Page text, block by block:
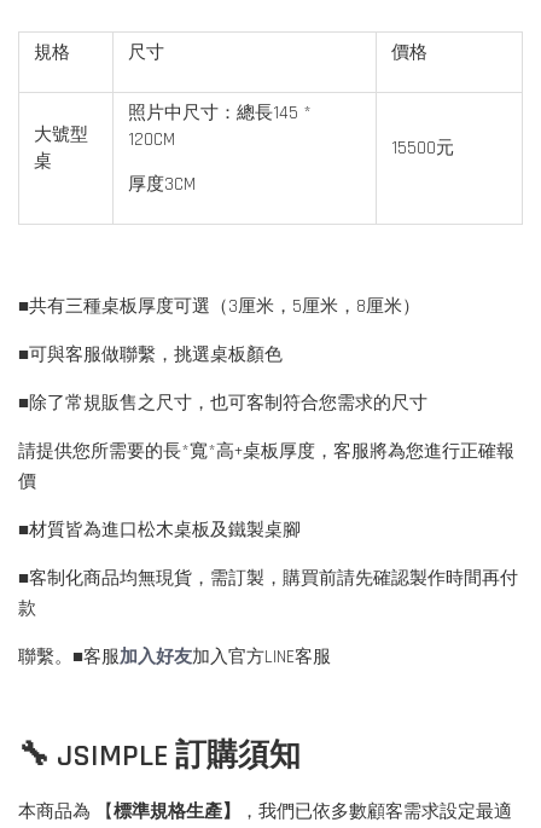
規格 尺寸 價格
大號型
桌
照片中尺寸：總長145 *
120CM
厚度3CM
15500元
■共有三種桌板厚度可選（3厘米，5厘米，8厘米）
■可與客服做聯繫，挑選桌板顏色
■除了常規販售之尺寸，也可客制符合您需求的尺寸
請提供您所需要的長*寬*高+桌板厚度，客服將為您進行正確報
價
■材質皆為進口松木桌板及鐵製桌腳
■客制化商品均無現貨，需訂製，購買前請先確認製作時間再付
款
聯繫。■客服加入好友加入官方LINE客服
🔧 JSIMPLE 訂購須知
本商品為 【標準規格生產】
，我們已依多數顧客需求設定最適